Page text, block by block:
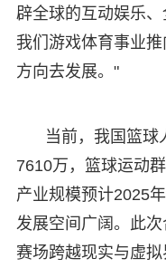
辟全球的互动娱乐
我们游戏体育事业
方向去发展。"
当前，我国篮球
7610万，篮球运动
产业规模预计2025
发展空间广阔。此
赛场跨越现实与虚